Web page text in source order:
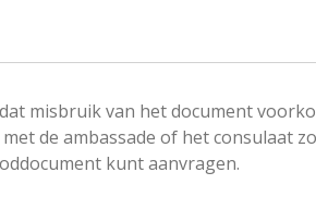
misbruik van het document
de ambassade of het consulaat
kunt aanvragen.